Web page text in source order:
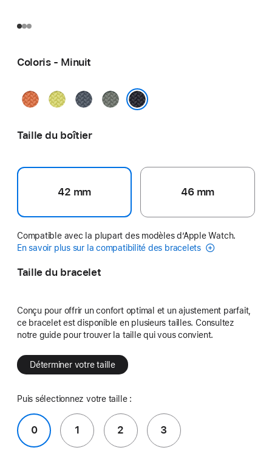
Coloris - Minuit
Curcuma
JauneBleu
Gris
Taille du boîtier
42 mm 46 mm
Compatible avec la plupart des modèles d’Apple Watch.
En savoir plus sur la compatibilité des bracelets
Taille du bracelet
Conçu pour offrir un confort optimal et un ajustement parfait,
ce bracelet est disponible en plusieurs tailles. Consultez
notre guide pour trouver la taille qui vous convient.
Déterminer votre taille
Puis sélectionnez votre taille :
0 1 2 3